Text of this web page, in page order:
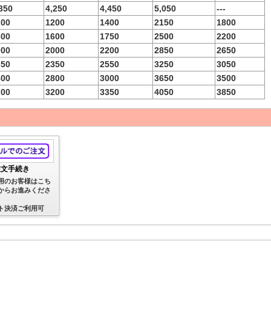
4,250 4,450 5,050
---
1200 1400 2150
1800
1600 1750 2500
2200
2000 2200 2850
2650
2350 2550 3250
3050
2800 3000 3650
3500
3200 3350 4050 3850
文手続き
のお客様はこち
らお進みくださ
決済ご利用可